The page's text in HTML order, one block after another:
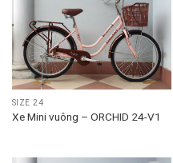
Add to
wishlist
SIZE 24
Xe Mini vuông – ORCHID 24-V1